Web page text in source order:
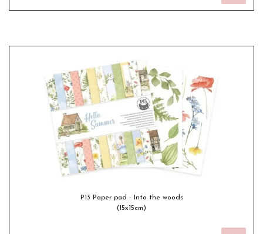
P13 Paper pad - Into the woods
(15x15cm)